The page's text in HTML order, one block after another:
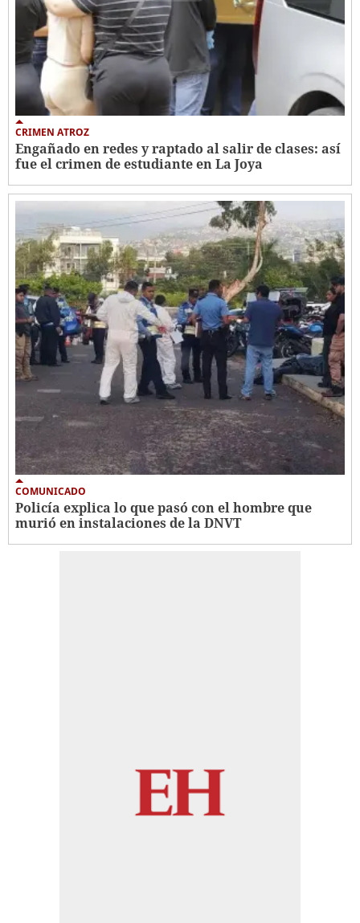
CRIMEN ATROZ
Engañado en redes y raptado al salir de clases: así
fue el crimen de estudiante en La Joya
COMUNICADO
Policía explica lo que pasó con el hombre que
murió en instalaciones de la DNVT